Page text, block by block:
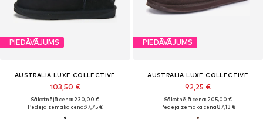
PIEDĀVĀJUMS
AUSTRALIA LUXE COLLECTIVE
103,50 €
Sākotnējā cena: 230,00 €
Pēdējā zemākā cena:97,75 €
PIEDĀVĀJUMS
AUSTRALIA LUXE COLLECTIVE
92,25 €
Sākotnējā cena: 205,00 €
Pēdējā zemākā cena:87,13 €